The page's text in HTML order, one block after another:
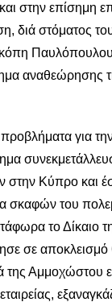
στην επίσημη
διά στόματος
αναθεώρησης
προβλήματα για
Κύπρο και
σκαφών του
το Δίκαιο
σε αποκλεισμό
της Αμμοχώστου